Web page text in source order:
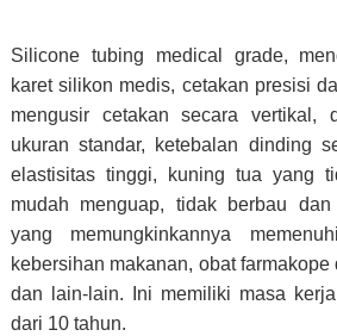
Silicone tubing medical grade,
karet silikon medis, cetakan presisi
mengusir cetakan secara vertikal,
ukuran standar, ketebalan dinding
elastisitas tinggi, kuning tua yang
mudah menguap, tidak berbau
yang memungkinkannya
kebersihan makanan, obat
dan lain-lain. Ini memiliki masa
dari 10 tahun.